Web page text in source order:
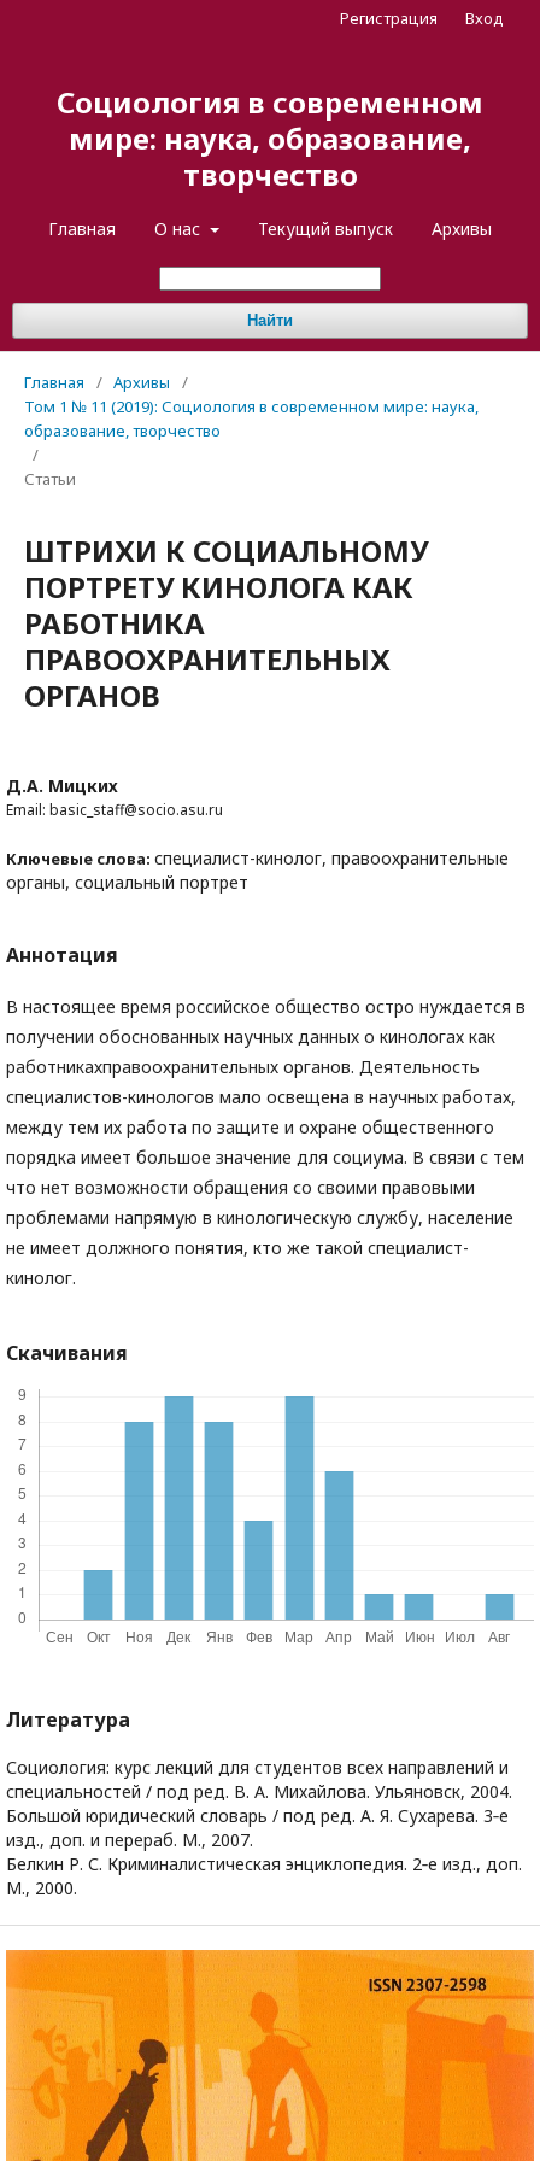
Социология в современном
мире: наука, образование,
творчество
Главная О нас Текущий выпуск Архивы
Найти
Регистрация Вход
Главная / Архивы
/
Том 1 № 11 (2019): Социология в современном мире: наука,
образование, творчество
/
Статьи
ШТРИХИ К СОЦИАЛЬНОМУ
ПОРТРЕТУ КИНОЛОГА КАК
РАБОТНИКА
ПРАВООХРАНИТЕЛЬНЫХ
ОРГАНОВ
Д.А. Мицких
Email: basic_staff@socio.asu.ru
Ключевые слова: специалист-кинолог, правоохранительные
органы, социальный портрет
Аннотация
В настоящее время российское общество остро нуждается в
получении обоснованных научных данных о кинологах как
работникахправоохранительных органов. Деятельность
специалистов-кинологов мало освещена в научных работах,
между тем их работа по защите и охране общественного
порядка имеет большое значение для социума. В связи с тем
что нет возможности обращения со своими правовыми
проблемами напрямую в кинологическую службу, население
не имеет должного понятия, кто же такой специалист-
кинолог.
Скачивания
Литература
Социология: курс лекций для студентов всех направлений и
специальностей / под ред. В. А. Михайлова. Ульяновск, 2004.
Большой юридический словарь / под ред. А. Я. Сухарева. 3‑е
изд., доп. и перераб. М., 2007.
Белкин Р. С. Криминалистическая энциклопедия. 2‑е изд., доп.
М., 2000.